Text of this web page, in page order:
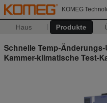
KOMEG
Haus Produkte
Schnelle Temp-
Kammer-klimatische Test-